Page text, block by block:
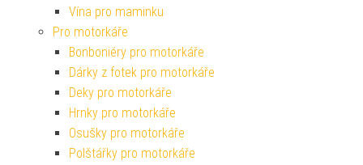
Vína pro maminku
Pro motorkáře
Bonboniéry pro motorkáře
Dárky z fotek pro motorkáře
Deky pro motorkáře
Hrnky pro motorkáře
Osušky pro motorkáře
Polštářky pro motorkáře